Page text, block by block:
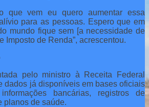
que vem eu quero aumentar essa
para as pessoas. Espero que em
mundo fique sem [a necessidade de
Imposto de Renda”, acrescentou.
pelo ministro à Receita Federal
dados já disponíveis em bases oficiais
bancárias, registros de
planos de saúde.